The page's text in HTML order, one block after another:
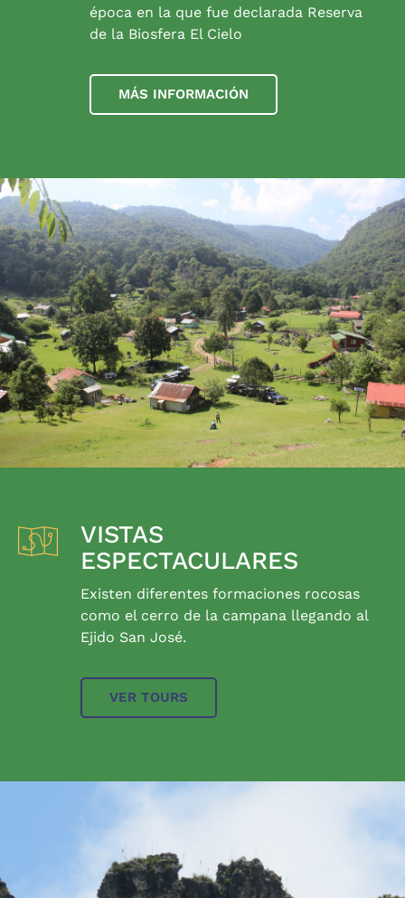
época en la que fue declarada Reserva
de la Biosfera El Cielo
MÁS INFORMACIÓN
VISTAS
ESPECTACULARES
Existen diferentes formaciones rocosas
como el cerro de la campana llegando al
Ejido San José.
VER TOURS